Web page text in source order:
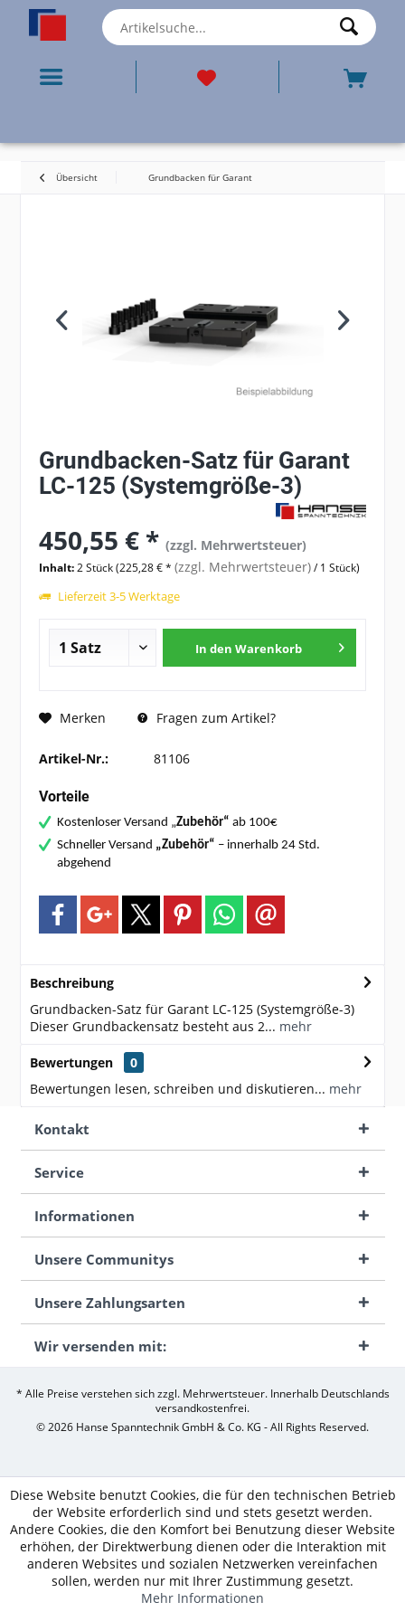
Übersicht Grundbacken für Garant
Grundbacken-Satz für Garant
LC-125 (Systemgröße-3)
450,55 € *(zzgl. Mehrwertsteuer)
Inhalt:2 Stück (225,28 € *(zzgl. Mehrwertsteuer)/ 1 Stück)
Lieferzeit 3-5 Werktage
In den Warenkorb
Merken Fragen zum Artikel?
Artikel-Nr.: 81106
Vorteile
Kostenloser Versand „Zubehör“ ab 100€
Schneller Versand „Zubehör“ – innerhalb 24 Std.
abgehend
Beschreibung
Grundbacken-Satz für Garant LC-125 (Systemgröße-3)
Dieser Grundbackensatz besteht aus 2... mehr
Bewertungen
0
Bewertungen lesen, schreiben und diskutieren... mehr
Kontakt
Service
Informationen
Unsere Communitys
Unsere Zahlungsarten
Wir versenden mit:
* Alle Preise verstehen sich zzgl. Mehrwertsteuer. Innerhalb Deutschlands
versandkostenfrei.
© 2026 Hanse Spanntechnik GmbH & Co. KG - All Rights Reserved.
Diese Website benutzt Cookies, die für den technischen Betrieb
der Website erforderlich sind und stets gesetzt werden.
Andere Cookies, die den Komfort bei Benutzung dieser Website
erhöhen, der Direktwerbung dienen oder die Interaktion mit
anderen Websites und sozialen Netzwerken vereinfachen
sollen, werden nur mit Ihrer Zustimmung gesetzt.
Mehr Informationen